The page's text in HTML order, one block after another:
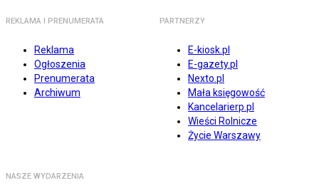
REKLAMA I PRENUMERATA
Reklama
Ogłoszenia
Prenumerata
Archiwum
PARTNERZY
E-kiosk.pl
E-gazety.pl
Nexto.pl
Mała księgowość
Kancelarierp.pl
Wieści Rolnicze
Życie Warszawy
NASZE WYDARZENIA